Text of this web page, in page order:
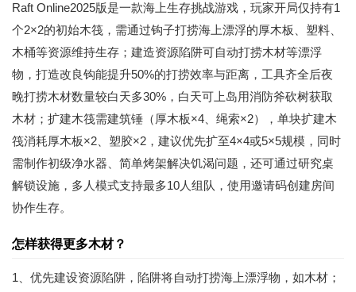
Raft Online2025版是一款海上生存挑战游戏，玩家开局仅持有1
个2×2的初始木筏，需通过钩子打捞海上漂浮的厚木板、塑料、
木桶等资源维持生存；建造资源陷阱可自动打捞木材等漂浮
物，打造改良钩能提升50%的打捞效率与距离，工具齐全后夜
晚打捞木材数量较白天多30%，白天可上岛用消防斧砍树获取
木材；扩建木筏需建筑锤（厚木板×4、绳索×2），单块扩建木
筏消耗厚木板×2、塑胶×2，建议优先扩至4×4或5×5规模，同时
需制作初级净水器、简单烤架解决饥渴问题，还可通过研究桌
解锁设施，多人模式支持最多10人组队，使用邀请码创建房间
协作生存。
怎样获得更多木材？
1、优先建设资源陷阱，陷阱将自动打捞海上漂浮物，如木材；